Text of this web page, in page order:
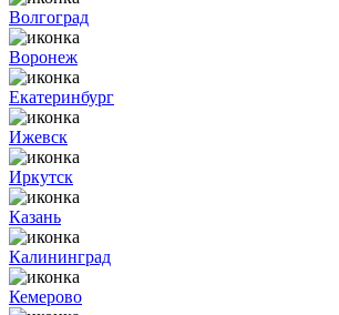
Волгоград
Воронеж
Екатеринбург
Ижевск
Иркутск
Казань
Калининград
Кемерово